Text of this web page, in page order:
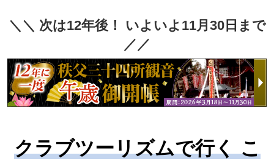
＼＼ 次は12年後！ いよいよ11月30日まで
／／
クラブツーリズムで行く こ